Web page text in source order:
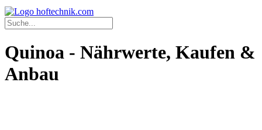
Quinoa - Nährwerte, Kaufen &
Anbau